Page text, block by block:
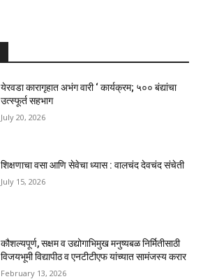
येरवडा कारागृहात अभंग वारी ‘ कार्यक्रम; ५०० बंद्यांचा
उत्स्फूर्त सहभाग
July 20, 2026
शिक्षणाचा वसा आणि सेवेचा ध्यास : वालचंद देवचंद संचेती
July 15, 2026
कौशल्यपूर्ण, सक्षम व उद्योगाभिमुख मनुष्यबळ निर्मितीसाठी
विजयभूमी विद्यापीठ व एनटीटीएफ यांच्यात सामंजस्य करार
February 13, 2026